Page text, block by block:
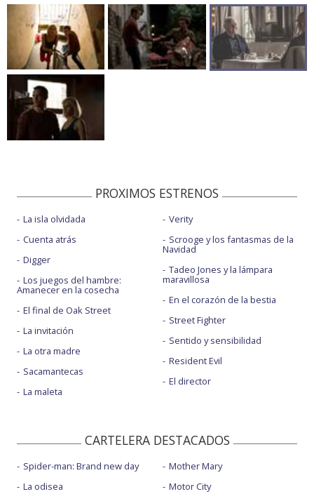
PROXIMOS ESTRENOS
La isla olvidada
Cuenta atrás
Digger
Los juegos del hambre:
Amanecer en la cosecha
El final de Oak Street
La invitación
La otra madre
Sacamantecas
La maleta
Verity
Scrooge y los fantasmas de la
Navidad
Tadeo Jones y la lámpara
maravillosa
En el corazón de la bestia
Street Fighter
Sentido y sensibilidad
Resident Evil
El director
CARTELERA DESTACADOS
Spider-man: Brand new day
La odisea
Mother Mary
Motor City